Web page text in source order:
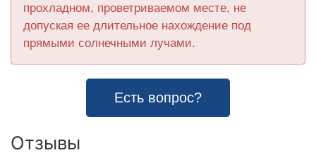
прохладном, проветриваемом месте, не
допуская ее длительное нахождение под
прямыми солнечными лучами.
Есть вопрос?
Отзывы